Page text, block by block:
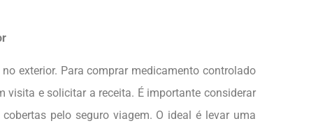
exterior. Para comprar medicamento controlado
e solicitar a receita. É importante considerar
pelo seguro viagem. O ideal é levar uma